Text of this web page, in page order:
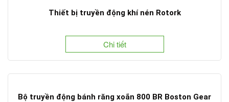
Thiết bị truyền động khí nén Rotork
Chi tiết
Bộ truyền động bánh răng xoắn 800 BR Boston Gear